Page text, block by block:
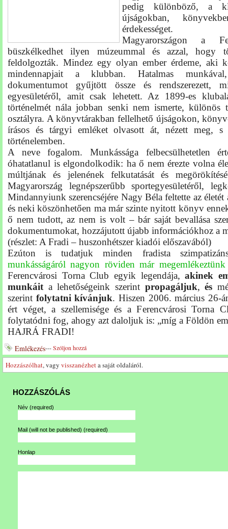
pedig különböző, a
újságokban,
érdekességet.
Magyarországona
büszkélkedhet ilyen múzeummal és azzal, hogy
feldolgozták. Mindez egy olyan ember érdeme, aki
mindennapjait a klubban. Hatalmas
dokumentumot gyűjtött össze és rendszerezett,
egyesületéről, amit csak lehetett. Az 1899-es
történelmét nála jobban senki nem ismerte, különös
osztályra. A könyvtárakban fellelhető újságokon,
írásos és tárgyi emléket olvasott át, nézett meg, s
történelemben.
A neve fogalom. Munkássága felbecsülhetetlen
óhatatlanul is elgondolkodik: haő nem érezte volna
múltjának és
jelenének felkutatását és
Magyarország legnépszerűbb sportegyesületéről,
Mindannyiunk szerencséjére Nagy Béla feltette azéletét
és neki köszönhetően ma már szinte nyitott könyv
ő nem tudott,aznem is volt – bár saját bevallása
dokumentumokat, hozzájutott újabb információkhoz a
(részlet: A Fradi – huszonhétszer kiadói előszavából)
Ezúton is tudatjuk minden fradista
munkásságáról nagyon röviden már
Ferencvárosi Torna Club egyik legendája,akinek
munkáit a lehetőségeink szerint propagáljuk,és
szerint folytatni kívánjuk. Hiszen 2006. március 26-
ért véget, a szellemisége és a Ferencvárosi Torna
folytatódni fog, ahogy azt daloljuk is: „míg a Földön
HAJRÁ FRADI!
Emlékezés---Szóljon hozzá
Hozzászólhat, vagy visszanézheta saját oldaláról.
HOZZÁSZÓLÁS
Név (required)
Mail (will not be published) (required)
Honlap